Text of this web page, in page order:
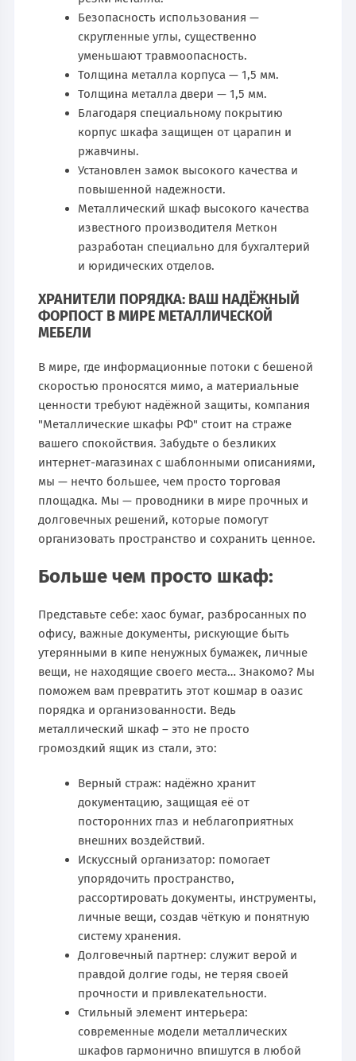
Безопасность использования —
скругленные углы, существенно
уменьшают травмоопасность.
Толщина металла корпуса — 1,5 мм.
Толщина металла двери — 1,5 мм.
Благодаря специальному покрытию
корпус шкафа защищен от царапин и
ржавчины.
Установлен замок высокого качества и
повышенной надежности.
Металлический шкаф высокого качества
известного производителя Меткон
разработан специально для бухгалтерий
и юридических отделов.
ХРАНИТЕЛИ ПОРЯДКА: ВАШ НАДЁЖНЫЙ
ФОРПОСТ В МИРЕ МЕТАЛЛИЧЕСКОЙ
МЕБЕЛИ
В мире, где информационные потоки с бешеной
скоростью проносятся мимо, а материальные
ценности требуют надёжной защиты, компания
"Металлические шкафы РФ" стоит на страже
вашего спокойствия. Забудьте о безликих
интернет-магазинах с шаблонными описаниями,
мы — нечто большее, чем просто торговая
площадка. Мы — проводники в мире прочных и
долговечных решений, которые помогут
организовать пространство и сохранить ценное.
Больше чем просто шкаф:
Представьте себе: хаос бумаг, разбросанных по
офису, важные документы, рискующие быть
утерянными в кипе ненужных бумажек, личные
вещи, не находящие своего места… Знакомо? Мы
поможем вам превратить этот кошмар в оазис
порядка и организованности. Ведь
металлический шкаф – это не просто
громоздкий ящик из стали, это:
Верный страж: надёжно хранит
документацию, защищая её от
посторонних глаз и неблагоприятных
внешних воздействий.
Искусcный организатор: помогает
упорядочить пространство,
рассортировать документы, инструменты,
личные вещи, создав чёткую и понятную
систему хранения.
Долговечный партнер: служит верой и
правдой долгие годы, не теряя своей
прочности и привлекательности.
Стильный элемент интерьера:
современные модели металлических
шкафов гармонично впишутся в любой